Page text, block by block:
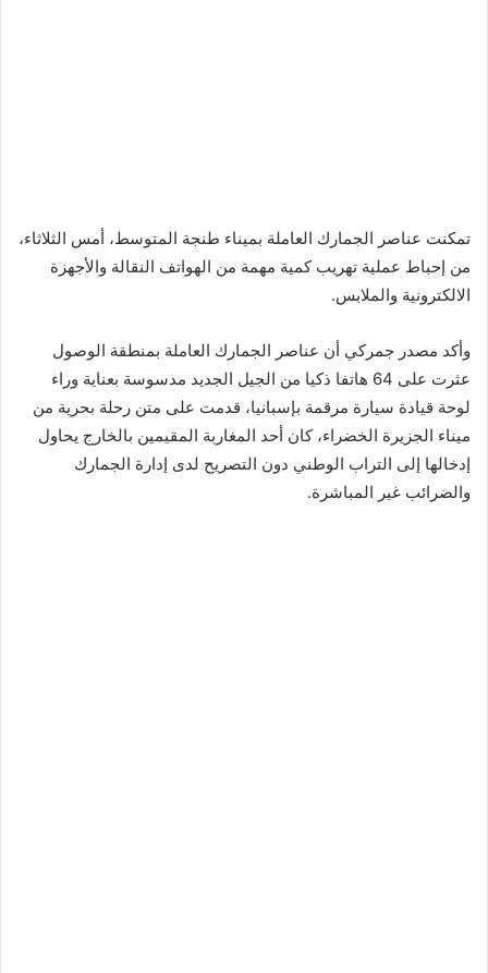
تمكنت عناصر الجمارك العاملة بميناء طنجة المتوسط، أمس الثلاثاء،
من إحباط عملية تهريب كمية مهمة من الهواتف النقالة والأجهزة
الالكترونية والملابس.
وأكد مصدر جمركي أن عناصر الجمارك العاملة بمنطقة الوصول
عثرت على 64 هاتفا ذكيا من الجيل الجديد مدسوسة بعناية وراء
لوحة قيادة سيارة مرقمة بإسبانيا، قدمت على متن رحلة بحرية من
ميناء الجزيرة الخضراء، كان أحد المغاربة المقيمين بالخارج يحاول
إدخالها إلى التراب الوطني دون التصريح لدى إدارة الجمارك
والضرائب غير المباشرة.